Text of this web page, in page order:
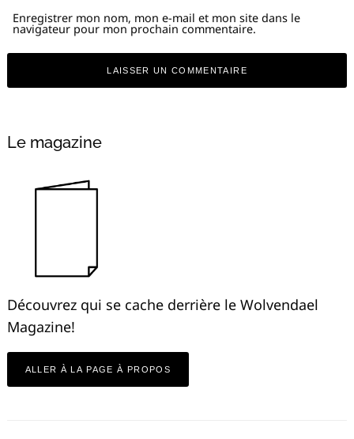
Enregistrer mon nom, mon e-mail et mon site dans le
navigateur pour mon prochain commentaire.
Le magazine
Découvrez qui se cache derrière le Wolvendael
Magazine!
ALLER À LA PAGE À PROPOS